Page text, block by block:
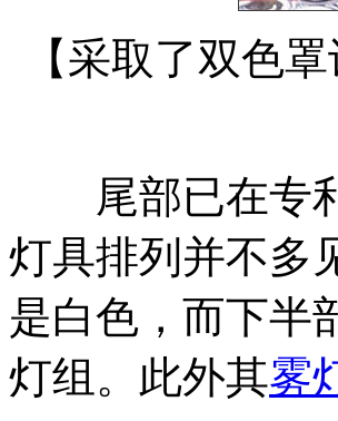
【采取了双色
尾部已在专利
灯具排列并不多
是白色，而下半
灯组。此外其雾